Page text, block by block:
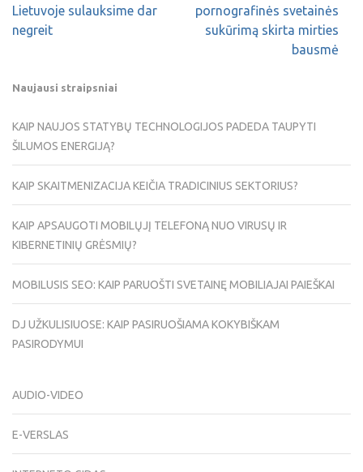
Lietuvoje sulauksime dar
negreit
pornografinės svetainės
sukūrimą skirta mirties
bausmė
Naujausi straipsniai
KAIP NAUJOS STATYBŲ TECHNOLOGIJOS PADEDA TAUPYTI
ŠILUMOS ENERGIJĄ?
KAIP SKAITMENIZACIJA KEIČIA TRADICINIUS SEKTORIUS?
KAIP APSAUGOTI MOBILŲJĮ TELEFONĄ NUO VIRUSŲ IR
KIBERNETINIŲ GRĖSMIŲ?
MOBILUSIS SEO: KAIP PARUOŠTI SVETAINĘ MOBILIAJAI PAIEŠKAI
DJ UŽKULISIUOSE: KAIP PASIRUOŠIAMA KOKYBIŠKAM
PASIRODYMUI
AUDIO-VIDEO
E-VERSLAS